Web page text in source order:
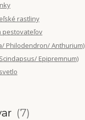
rastliny
pestovateľov
Philodendron/ Anthurium)
Epipremnum)
7